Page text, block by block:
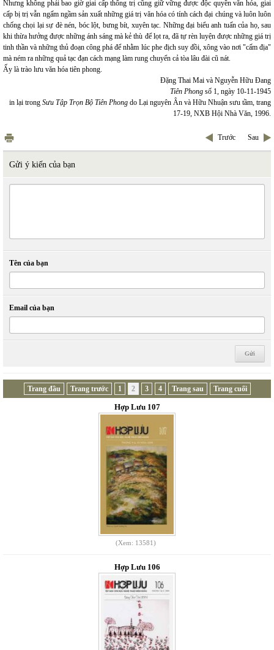
Nhưng không phải bao giờ giai cấp thống trị cũng giữ vững được độc quyền văn hóa, giai
cấp bị trị vẫn ngấm ngầm sản xuất những giá trị văn hóa có tính cách đại chúng và luôn luôn
chống chọi lại sự đè nén, bóc lột, bưng bít, xuyên tạc. Những đại biểu anh tuấn của họ, sau
khi thừa hưởng được những ánh sáng mà kẻ thù để lọt ra, đã tự rèn luyện được những giá trị
tinh thần và những thủ đoạn công phá để nhằm lúc phe địch suy đồi, xông vào nơi "cấm địa"
mà ném ra những quả tạc đạn cách mạng làm rung chuyển cả tòa lâu đài cũ nát.
Ấy là trào lưu văn hóa tiên phong.
Đặng Thai Mai và Nguyễn Hữu Đang
Tiên Phong số 1, ngày 10-11-1945
in lại trong Sưu Tập Trọn Bộ Tiên Phong do Lại nguyên Ân và Hữu Nhuận sưu tầm, trang
17-19, NXB Hội Nhà Văn, 1996.
Trước Sau
Gửi ý kiến của bạn
Tên của bạn
Email của bạn
Trang đầu Trang trước 1 2 3 4 Trang sau Trang cuối
Hợp Lưu 107
(Xem: 13581)
Hợp Lưu 106